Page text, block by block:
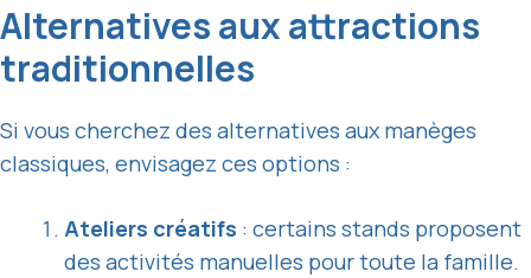
Alternatives aux attractions
traditionnelles
Si vous cherchez des alternatives aux manèges
classiques, envisagez ces options :
Ateliers créatifs : certains stands proposent
des activités manuelles pour toute la famille.